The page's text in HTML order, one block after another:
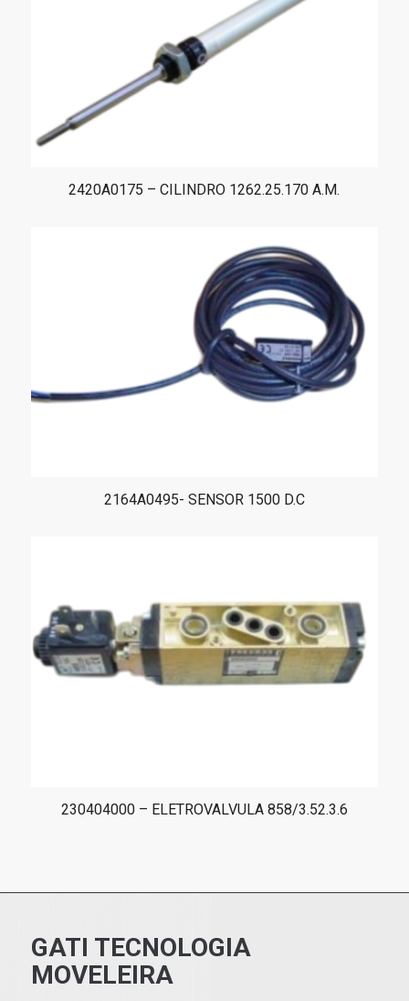
2420A0175 – CILINDRO 1262.25.170 A.M.
2164A0495- SENSOR 1500 D.C
230404000 – ELETROVALVULA 858/3.52.3.6
GATI TECNOLOGIA
MOVELEIRA